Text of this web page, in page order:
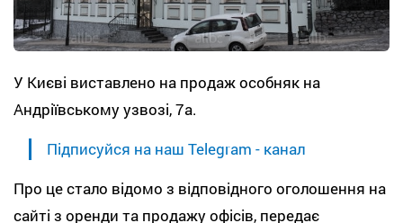
У Києві виставлено на продаж особняк на
Андріївському узвозі, 7а.
Підписуйся на наш Telegram - канал
Про це стало відомо з відповідного оголошення на
сайті з оренди та продажу офісів, передає